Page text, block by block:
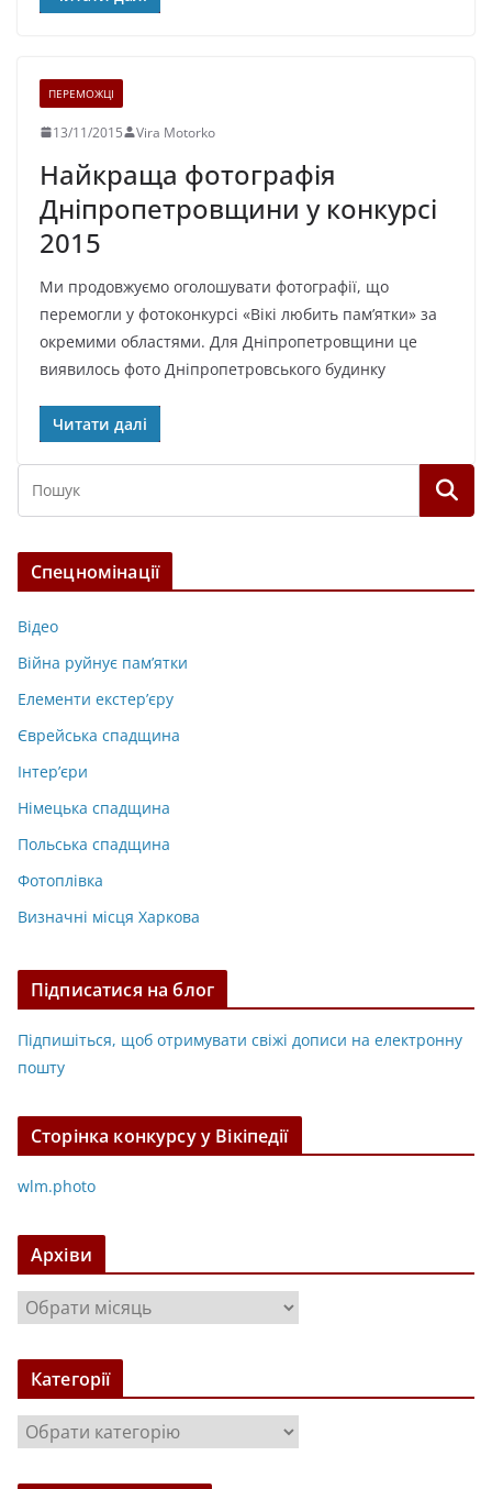
ПЕРЕМОЖЦІ
13/11/2015 Vira Motorko
Найкраща фотографія
Дніпропетровщини у конкурсі
2015
Ми продовжуємо оголошувати фотографії, що
перемогли у фотоконкурсі «Вікі любить пам’ятки» за
окремими областями. Для Дніпропетровщини це
виявилось фото Дніпропетровського будинку
Читати далі
Спецномінації
Відео
Війна руйнує пам’ятки
Елементи екстер’єру
Єврейська спадщина
Інтер’єри
Німецька спадщина
Польська спадщина
Фотоплівка
Визначні місця Харкова
Підписатися на блог
Підпишіться, щоб отримувати свіжі дописи на електронну
пошту
Сторінка конкурсу у Вікіпедії
wlm.photo
Архіви
р
х
в
Категорії
а
т